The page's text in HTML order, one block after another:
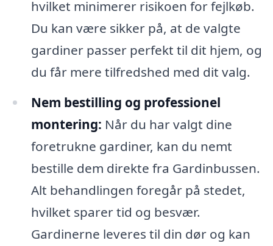
hvilket minimerer risikoen for fejlkøb.
Du kan være sikker på, at de valgte
gardiner passer perfekt til dit hjem, og
du får mere tilfredshed med dit valg.
Nem bestilling og professionel
montering: Når du har valgt dine
foretrukne gardiner, kan du nemt
bestille dem direkte fra Gardinbussen.
Alt behandlingen foregår på stedet,
hvilket sparer tid og besvær.
Gardinerne leveres til din dør og kan